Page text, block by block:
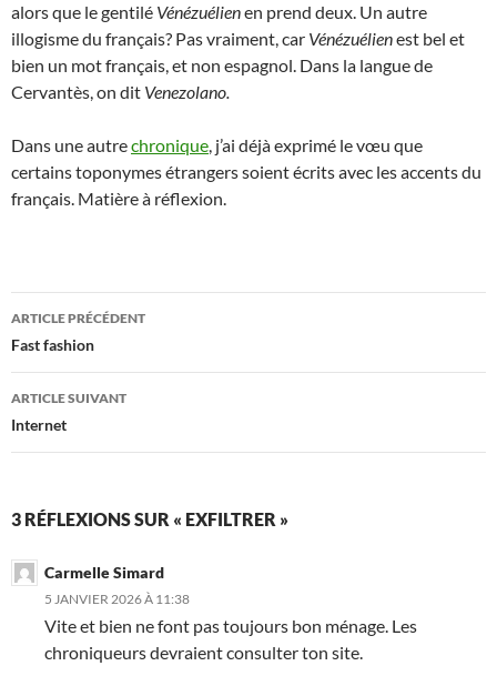
alors que le gentilé Vénézuélienen prend deux. Un autre
illogisme du français? Pas vraiment, car Vénézuélienest bel et
bien un mot français, et non espagnol. Dans la langue de
Cervantès, on dit Venezolano.
Dans une autrechronique, j’ai déjà exprimé le vœu que
certains toponymes étrangers soient écrits avec les accents du
français. Matière à réflexion.
Navigation
des
articles
ARTICLE PRÉCÉDENT
Fast fashion
ARTICLE SUIVANT
Internet
3 RÉFLEXIONS SUR « EXFILTRER »
Carmelle Simard
5 JANVIER 2026 À 11:38
Vite et bien ne font pas toujours bon ménage. Les
chroniqueurs devraient consulter ton site.